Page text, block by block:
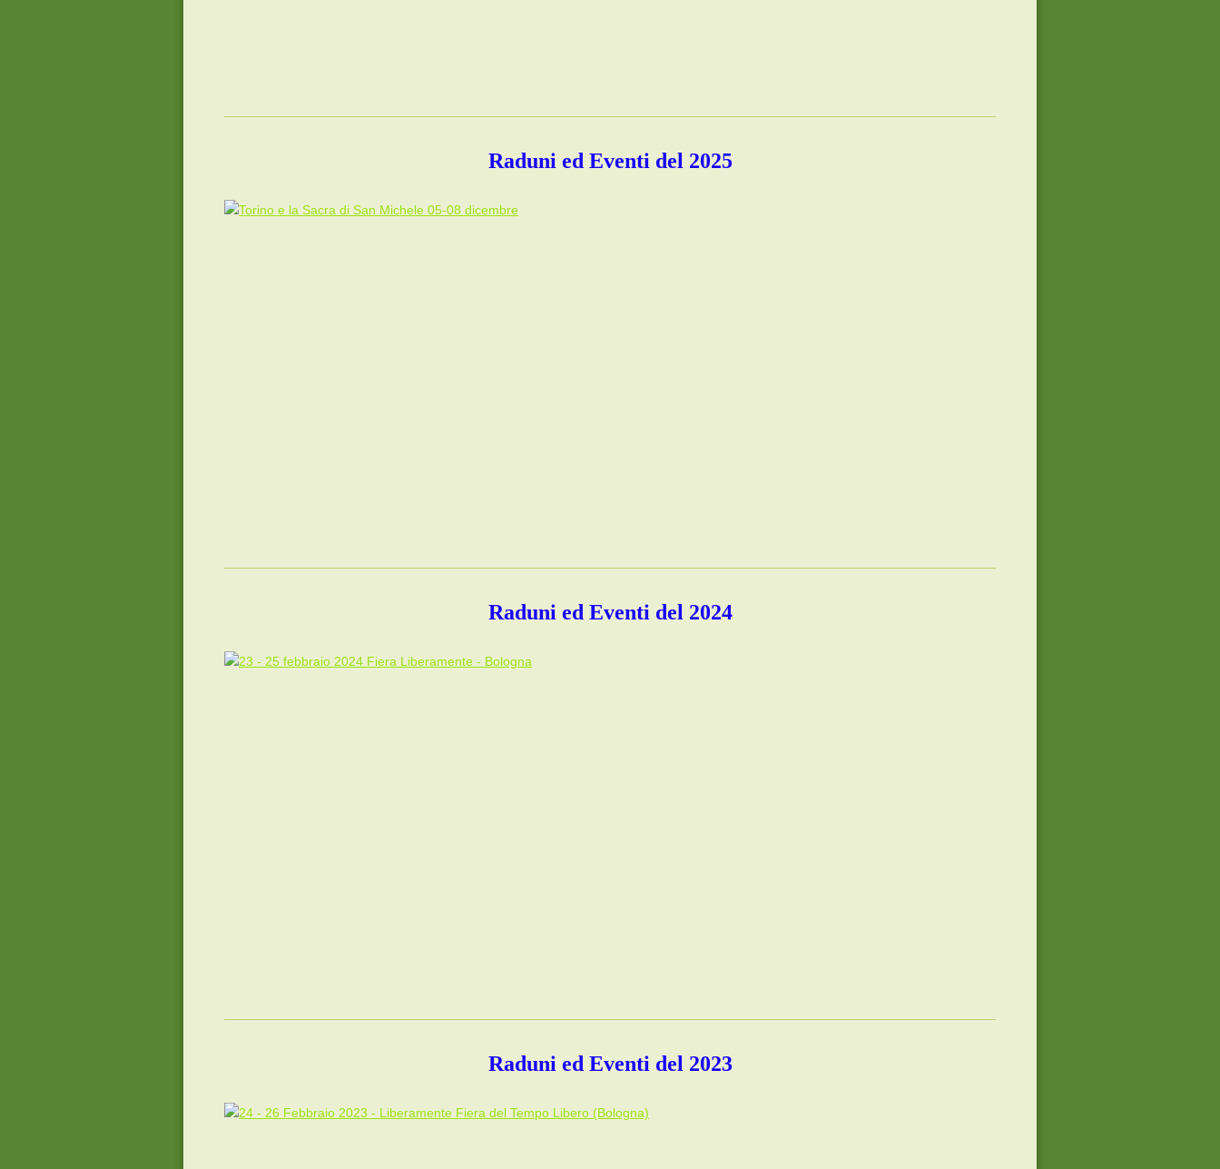
Raduni ed Eventi del 2025
Raduni ed Eventi del 2024
Raduni ed Eventi del 2023